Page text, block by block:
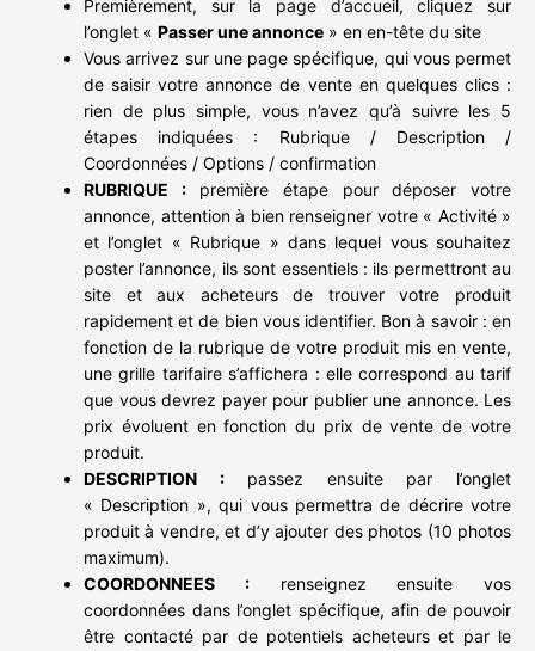
Premièrement, sur la page d’accueil, cliquez sur
l’onglet « Passer une annonce » en en-tête du site
Vous arrivez sur une page spécifique, qui vous permet
de saisir votre annonce de vente en quelques clics :
rien de plus simple, vous n’avez qu’à suivre les 5
étapes indiquées : Rubrique / Description /
Coordonnées / Options / confirmation
RUBRIQUE :première étape pour déposer votre
annonce, attention à bien renseigner votre « Activité »
et l’onglet « Rubrique » dans lequel vous souhaitez
poster l’annonce, ils sont essentiels : ils permettront au
site et aux acheteurs de trouver votre produit
rapidement et de bien vous identifier. Bon à savoir : en
fonction de la rubrique de votre produit mis en vente,
une grille tarifaire s’affichera : elle correspond au tarif
que vous devrez payer pour publier une annonce. Les
prix évoluent en fonction du prix de vente de votre
produit.
DESCRIPTION :passez ensuite par l’onglet
« Description », qui vous permettra de décrire votre
produit à vendre, et d’y ajouter des photos (10 photos
maximum).
COORDONNEES :renseignez ensuite vos
coordonnées dans l’onglet spécifique, afin de pouvoir
être contacté par de potentiels acheteurs et par le